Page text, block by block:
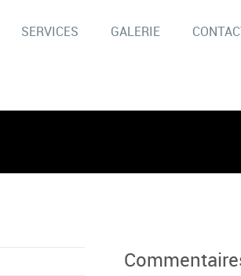
SERVICES GALERIE